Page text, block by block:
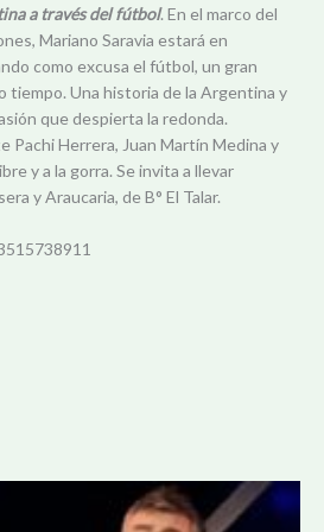
a través del fútbol. En el marco del
Mariano Saravia estará en
como excusa el fútbol, un gran
tiempo. Una historia de la Argentina y
que despierta la redonda.
Pachi Herrera, Juan Martín Medina y
y a la gorra. Se invita a llevar
y Araucaria, de B° El Talar.